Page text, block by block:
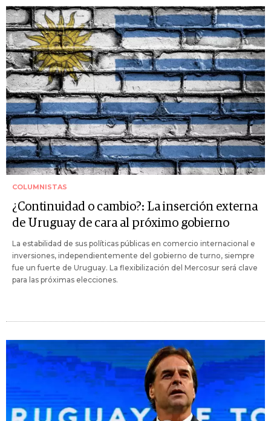
COLUMNISTAS
¿Continuidad o cambio?: La inserción externa
de Uruguay de cara al próximo gobierno
La estabilidad de sus políticas públicas en comercio internacional e
inversiones, independientemente del gobierno de turno, siempre
fue un fuerte de Uruguay. La flexibilización del Mercosur será clave
para las próximas elecciones.